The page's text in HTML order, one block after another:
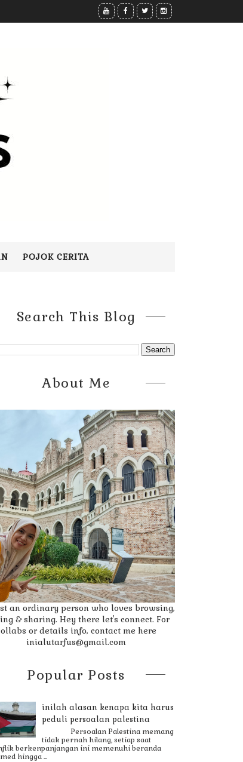
POJOK CERITA
Search This Blog
About Me
an ordinary person who loves browsing,
& sharing. Hey there let's connect. For
or details info, contact me here
inialutarfus@gmail.com
Popular Posts
inilah alasan kenapa kita harus
peduli persoalan palestina
Persoalan Palestina memang
tidak pernah hilang, setiap saat
berkenpanjangan ini memenuhi beranda
hingga ...